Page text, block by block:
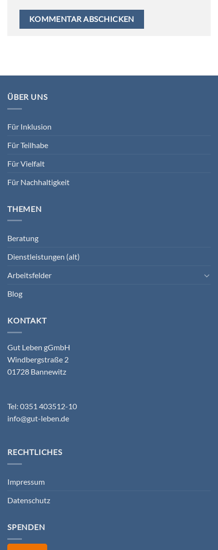
ÜBER UNS
Für Inklusion
Für Teilhabe
Für Vielfalt
Für Nachhaltigkeit
THEMEN
Beratung
Dienstleistungen (alt)
Arbeitsfelder
Blog
KONTAKT
Gut Leben gGmbH
Windbergstraße 2
01728 Bannewitz
Tel: 0351 403512-10
info@gut-leben.de
RECHTLICHES
Impressum
Datenschutz
SPENDEN